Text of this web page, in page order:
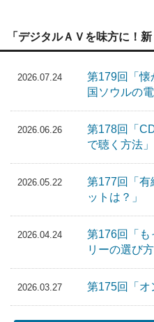
「デジタルＡＶを味方に！
2026.07.24
第179回「懐
国ソウルの電
2026.06.26
第178回「
で聴く方法」
2026.05.22
第177回「有
ットは？」
2026.04.24
第176回「も
リーの選び
2026.03.27 第175回「オ